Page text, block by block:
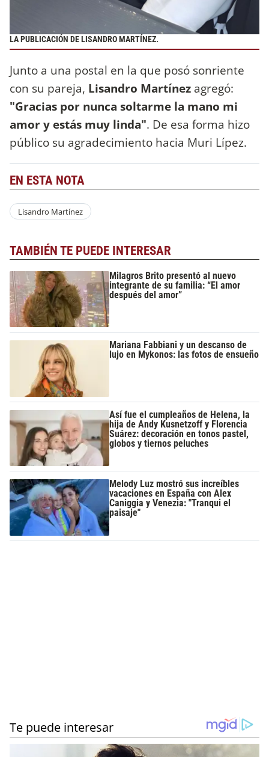
LA PUBLICACIÓN DE LISANDRO MARTÍNEZ.
Junto a una postal en la que posó sonriente
con su pareja, Lisandro Martínez agregó:
"Gracias por nunca soltarme la mano mi
amor y estás muy linda". De esa forma hizo
público su agradecimiento hacia Muri Lípez.
EN ESTA NOTA
Lisandro Martínez
TAMBIÉN TE PUEDE INTERESAR
Milagros Brito presentó al nuevo
integrante de su familia: “El amor
después del amor”
Mariana Fabbiani y un descanso de
lujo en Mykonos: las fotos de ensueño
Así fue el cumpleaños de Helena, la
hija de Andy Kusnetzoff y Florencia
Suárez: decoración en tonos pastel,
globos y tiernos peluches
Melody Luz mostró sus increíbles
vacaciones en España con Alex
Caniggia y Venezia: "Tranqui el
paisaje"